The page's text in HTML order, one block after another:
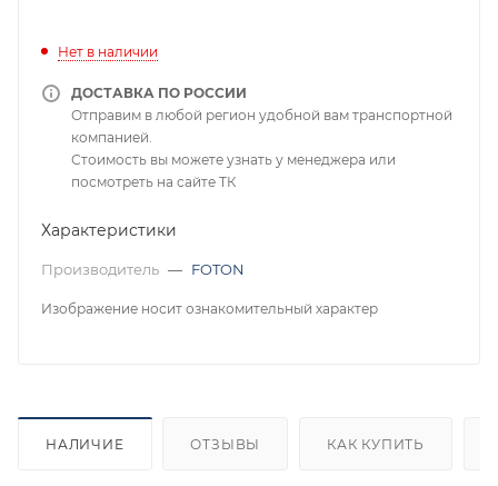
Нет в наличии
ДОСТАВКА ПО РОССИИ
Отправим в любой регион удобной вам транспортной
компанией.
Стоимость вы можете узнать у менеджера или
посмотреть на сайте ТК
Характеристики
Производитель — FOTON
Изображение носит ознакомительный характер
НАЛИЧИЕ ОТЗЫВЫ КАК КУПИТЬ